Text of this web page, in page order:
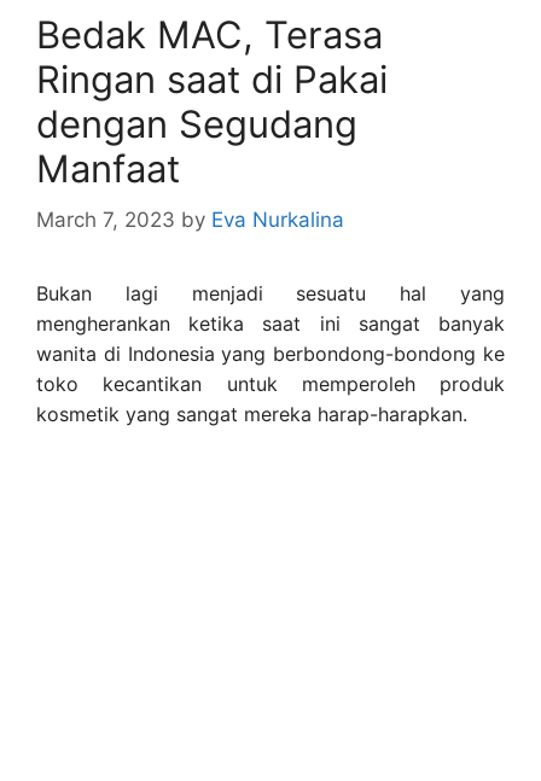
Bedak MAC, Terasa
Ringan saat di Pakai
dengan Segudang
Manfaat
March 7, 2023 by Eva Nurkalina
Bukan lagi menjadi sesuatu hal yang
mengherankan ketika saat ini sangat banyak
wanita di Indonesia yang berbondong-bondong ke
toko kecantikan untuk memperoleh produk
kosmetik yang sangat mereka harap-harapkan.